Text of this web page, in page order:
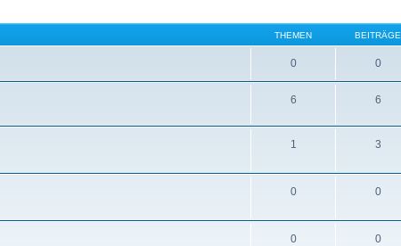
THEMEN BEITRÄGE
0 0
6 6
1 3
0 0
0 0